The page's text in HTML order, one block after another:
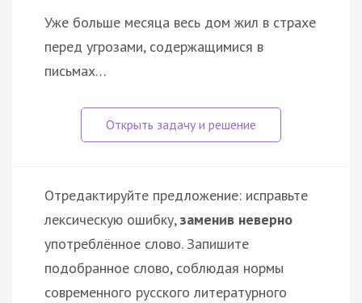
Уже больше месяца весь дом жил в страхе
перед угрозами, содержащимися в
письмах…
Отредактируйте предложение: исправьте
лексическую ошибку,заменив неверно
употреблённое слово. Запишите
подобранное слово, соблюдая нормы
современного русского литературного